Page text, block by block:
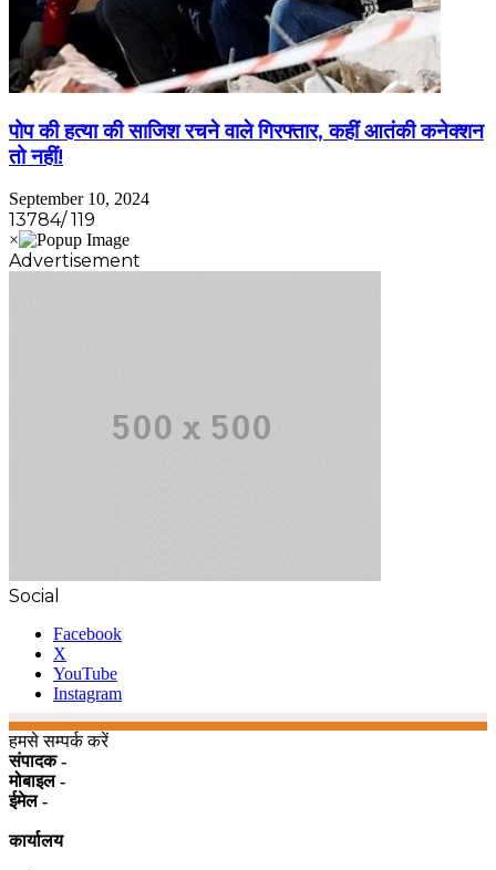
पोप की हत्या की साजिश रचने वाले गिरफ्तार, कहीं आतंकी कनेक्शन
तो नहीं!
September 10, 2024
13784/ 119
Advertisement
Social
Facebook
X
YouTube
Instagram
हमसे सम्पर्क करें
संपादक -
मोबाइल -
ईमेल -
कार्यालय